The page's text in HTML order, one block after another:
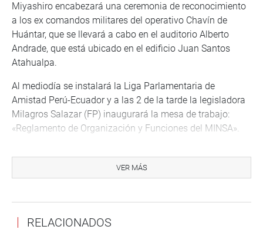
Miyashiro encabezará una ceremonia de reconocimiento
a los ex comandos militares del operativo Chavín de
Huántar, que se llevará a cabo en el auditorio Alberto
Andrade, que está ubicado en el edificio Juan Santos
Atahualpa.
Al mediodía se instalará la Liga Parlamentaria de
Amistad Perú-Ecuador y a las 2 de la tarde la legisladora
Milagros Salazar (FP) inaugurará la mesa de trabajo:
«Reglamento de Organización y Funciones del MINSA».
Parlamento Luciana León presidirá el foro internacional
«Impacto de sinergia entre la educación, la ciencia y la
tarde empezará la conferencia «Principales retos para la
VER MÁS
RELACIONADOS